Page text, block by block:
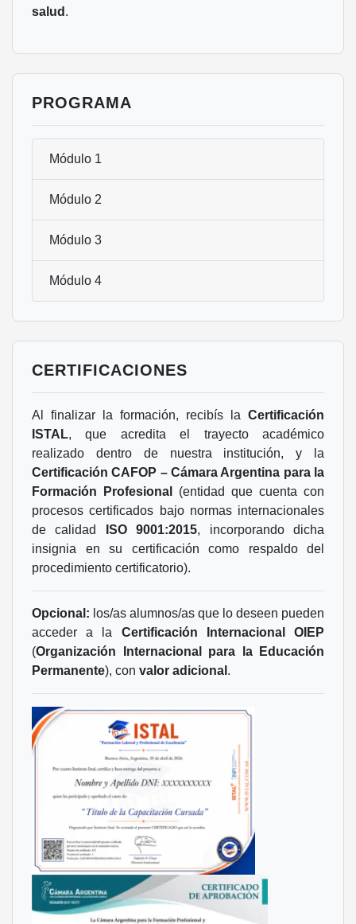
salud .
PROGRAMA
Módulo 1
Módulo 2
Módulo 3
Módulo 4
CERTIFICACIONES
Al finalizar la formación, recibís la Certificación
ISTAL, que acredita el trayecto académico
realizado dentro de nuestra institución, y la
Certificación CAFOP – Cámara Argentina para la
Formación Profesional
(entidad que cuenta con
procesos certificados bajo normas internacionales
de calidad
ISO 9001:2015, incorporando dicha
insignia en su certificación como respaldo del
procedimiento certificatorio).
Opcional: los/as alumnos/as que lo deseen pueden
acceder a la Certificación Internacional OIEP
(Organización Internacional para la Educación
Permanente), con valor adicional .